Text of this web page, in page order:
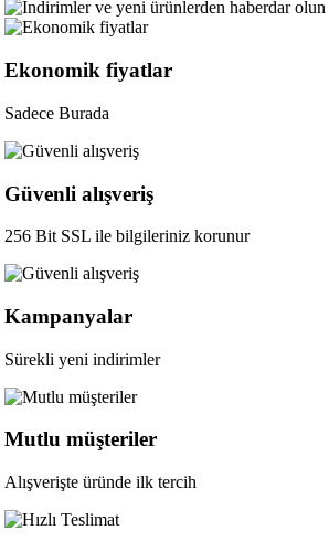
Ekonomik fiyatlar
Sadece Burada
Güvenli alışveriş
256 Bit SSL ile bilgileriniz korunur
Kampanyalar
Sürekli yeni indirimler
Mutlu müşteriler
Alışverişte üründe ilk tercih